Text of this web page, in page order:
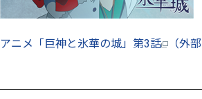
アニメ「巨神と氷華の城」第3話
（外部